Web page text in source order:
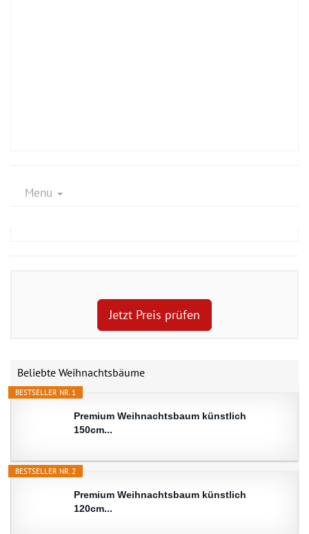
Menu
Jetzt Preis prüfen
Beliebte Weihnachtsbäume
BESTSELLER NR. 1
Premium Weihnachtsbaum künstlich
150cm...
BESTSELLER NR. 2
Premium Weihnachtsbaum künstlich
120cm...